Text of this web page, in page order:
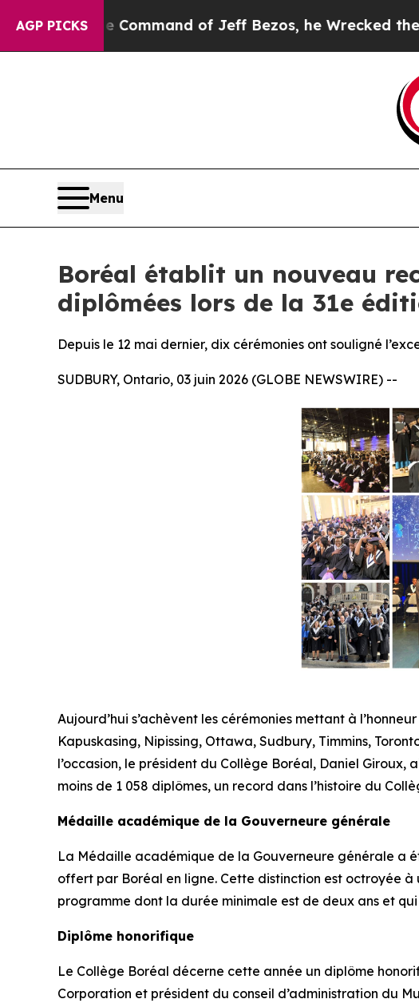
AGP PICKS
Command of Jeff Bezos, he Wrecked the
Menu
Boréal établit un nouveau
diplômées lors de la 31e
Depuis le 12 mai dernier, dix cérémonies ont souligné
SUDBURY, Ontario, 03 juin 2026 (GLOBE NEWSWIRE) --
Aujourd’hui s’achèvent les cérémonies mettant à
Kapuskasing, Nipissing, Ottawa, Sudbury, Timmins,
l’occasion, le président du Collège Boréal, Daniel
moins de 1 058 diplômes, un record dans l’histoire du
Médaille académique de la Gouverneure générale
La Médaille académique de la Gouverneure générale a
offert par Boréal en ligne. Cette distinction est octroyée
programme dont la durée minimale est de deux ans et
Diplôme honorifique
Le Collège Boréal décerne cette année un diplôme
Corporation et président du conseil d’administration du